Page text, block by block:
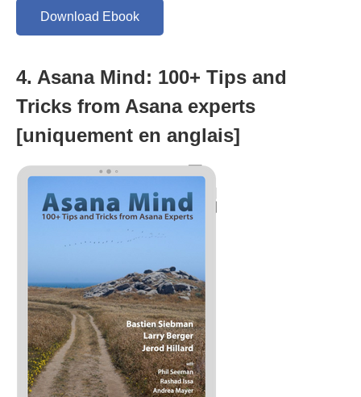
Download Ebook
4. Asana Mind: 100+ Tips and
Tricks from Asana experts
[uniquement en anglais]